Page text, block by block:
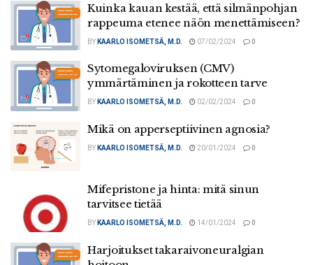
Kuinka kauan kestää, että silmänpohjan
rappeuma etenee näön menettämiseen?
BY KAARLO ISOMETSÄ, M.D. 07/02/2024 0
Sytomegaloviruksen (CMV)
ymmärtäminen ja rokotteen tarve
BY KAARLO ISOMETSÄ, M.D. 02/02/2024 0
Mikä on apperseptiivinen agnosia?
BY KAARLO ISOMETSÄ, M.D. 20/01/2024 0
Mifepristone ja hinta: mitä sinun
tarvitsee tietää
BY KAARLO ISOMETSÄ, M.D. 14/01/2024 0
Harjoitukset takaraivoneuralgian